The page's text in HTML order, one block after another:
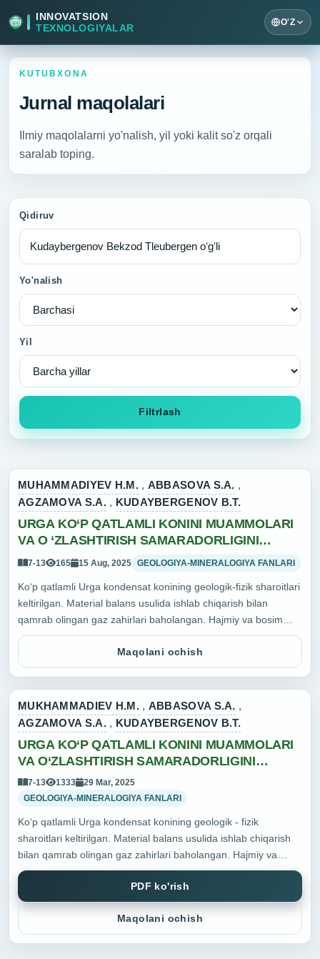
INNOVATSION
TEXNOLOGIYALAR
O'Z
KUTUBXONA
Jurnal maqolalari
Ilmiy maqolalarni yo'nalish, yil yoki kalit so'z orqali
saralab toping.
Qidiruv
Yo'nalish
Yil
Filtrlash
MUHAMMADIYEV H.M. , ABBASOVA S.A. ,
AGZAMOVA S.A. , KUDAYBERGENOV B.T.
URGA KO‘P QATLAMLI KONINI MUAMMOLARI
VA O ‘ZLASHTIRISH SAMARADORLIGINI
OSHIRISH YO‘LLARI
7-13 165 15 Aug, 2025 GEOLOGIYA-MINERALOGIYA FANLARI
Ko‘p qatlamli Urga kondensat konining geologik-fizik sharoitlari
keltirilgan. Material balans usulida ishlab chiqarish bilan
qamrab olingan gaz zahirlari baholangan. Hajmiy va bosim
tushishi usullarida hisoblangan taqqoslash orqali konni
ishlatish samaradorlig...Maqolani ochish
MUKHAMMADIEV H.M. , ABBASOVA S.A. ,
AGZAMOVA S.A. , KUDAYBERGENOV B.T.
URGA KO‘P QATLAMLI KONINI MUAMMOLARI
VA O‘ZLASHTIRISH SAMARADORLIGINI
OSHIRISH YO‘LLARI
7-13 1333 29 Mar, 2025
GEOLOGIYA-MINERALOGIYA FANLARI
Ko‘p qatlamli Urga kondensat konining geologik - fizik
sharoitlari keltirilgan. Material balans usulida ishlab chiqarish
bilan qamrab olingan gaz zahirlari baholangan. Hajmiy va
bosim tushishi usullarida hisoblangan taqqoslash orqali konni
PDF ko'rish
Maqolani ochish